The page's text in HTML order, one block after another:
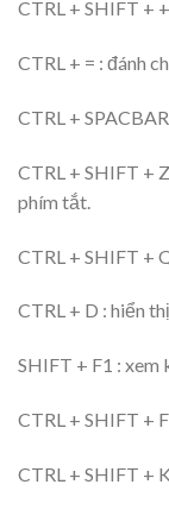
CTRL + SHIFT +
CTRL + = : đánh
CTRL +
CTRL + SHIFT +
phím tắt.
CTRL + SHIFT +
CTRL + D : hiển
SHIFT + F1 : xem
CTRL + SHIFT +
CTRL + SHIFT +